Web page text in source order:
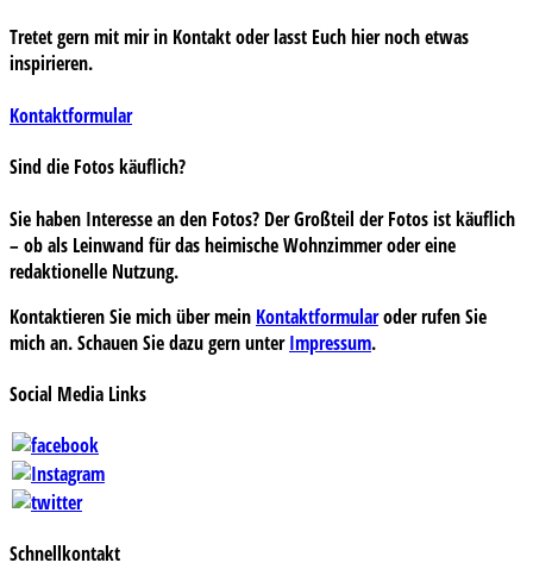
Tretet gern mit mir in Kontakt oder lasst Euch hier noch etwas
inspirieren.
Kontaktformular
Sind die Fotos käuflich?
Sie haben Interesse an den Fotos? Der Großteil der Fotos ist käuflich
– ob als Leinwand für das heimische Wohnzimmer oder eine
redaktionelle Nutzung.
Kontaktieren Sie mich über mein Kontaktformularoder rufen Sie
mich an. Schauen Sie dazu gern unterImpressum.
Social Media Links
Schnellkontakt